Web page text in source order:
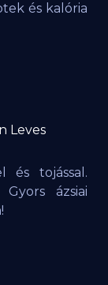
és kalória
és tojással.
ázsiai